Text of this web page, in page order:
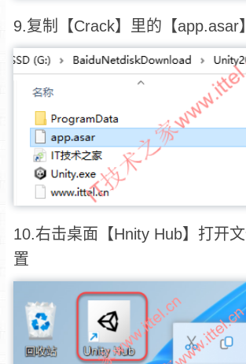
9.复制【Crack】里的【app.asar】
10.右击桌面【Hnity Hub】打开
置